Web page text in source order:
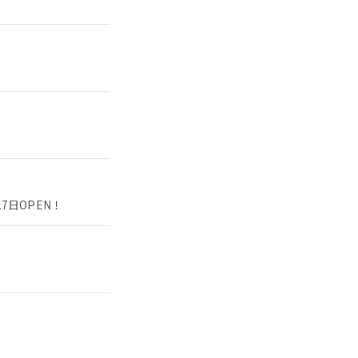
OPEN！